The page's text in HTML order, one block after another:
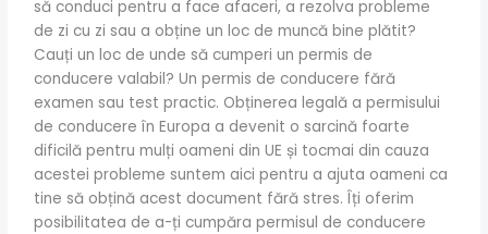
să conduci pentru a face afaceri, a rezolva probleme
de zi cu zi sau a obține un loc de muncă bine plătit?
Cauți un loc de unde să cumperi un permis de
conducere valabil? Un permis de conducere fără
examen sau test practic. Obținerea legală a permisului
de conducere în Europa a devenit o sarcină foarte
dificilă pentru mulți oameni din UE și tocmai din cauza
acestei probleme suntem aici pentru a ajuta oameni ca
tine să obțină acest document fără stres. Îți oferim
posibilitatea de a-ți cumpăra permisul de conducere